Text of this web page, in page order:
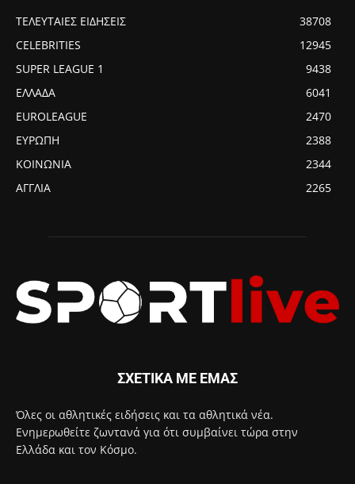
ΤΕΛΕΥΤΑΙΕΣ ΕΙΔΗΣΕΙΣ
38708
CELEBRITIES
12945
SUPER LEAGUE 1
9438
ΕΛΛΑΔΑ
6041
EUROLEAGUE
2470
ΕΥΡΩΠΗ
2388
ΚΟΙΝΩΝΙΑ
2344
ΑΓΓΛΙΑ
2265
ΣΧΕΤΙΚΑ ΜΕ ΕΜΑΣ
Όλες οι αθλητικές ειδήσεις και τα αθλητικά νέα.
Ενημερωθείτε ζωντανά για ότι συμβαίνει τώρα στην
Ελλάδα και τον Κόσμο.